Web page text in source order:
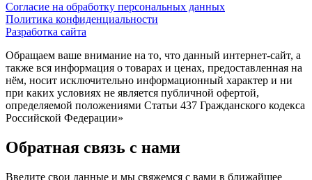
Согласие на обработку персональных данных
Политика конфиденциальности
Разработка сайта
Обращаем ваше внимание на то, что данный интернет-сайт, а
также вся информация о товарах и ценах, предоставленная на
нём, носит исключительно информационный характер и ни
при каких условиях не является публичной офертой,
определяемой положениями Статьи 437 Гражданского кодекса
Российской Федерации»
Обратная связь с нами
Введите свои данные и мы свяжемся с вами в ближайшее